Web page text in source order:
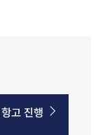
고 진행